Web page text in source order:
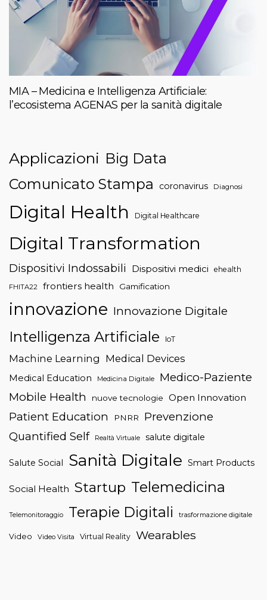
MIA – Medicina e Intelligenza Artificiale:
l’ecosistema AGENAS per la sanità digitale
Applicazioni Big Data
Comunicato Stampa
coronavirus Diagnosi
Digital Health Digital Healthcare
Digital Transformation
Dispositivi Indossabili Dispositivi medici ehealth
FHITA22 frontiers health Gamification
innovazione Innovazione Digitale
Intelligenza Artificiale IoT
Machine Learning Medical Devices
Medical Education Medicina Digitale
Medico-Paziente
Mobile Health
nuove tecnologie Open Innovation
Patient Education PNRR
Prevenzione
Quantified Self
Realtà Virtuale salute digitale
Salute Social Sanità Digitale Smart Products
Social Health Startup Telemedicina
Telemonitoraggio Terapie Digitali trasformazione digitale
Video Video Visita Virtual Reality Wearables